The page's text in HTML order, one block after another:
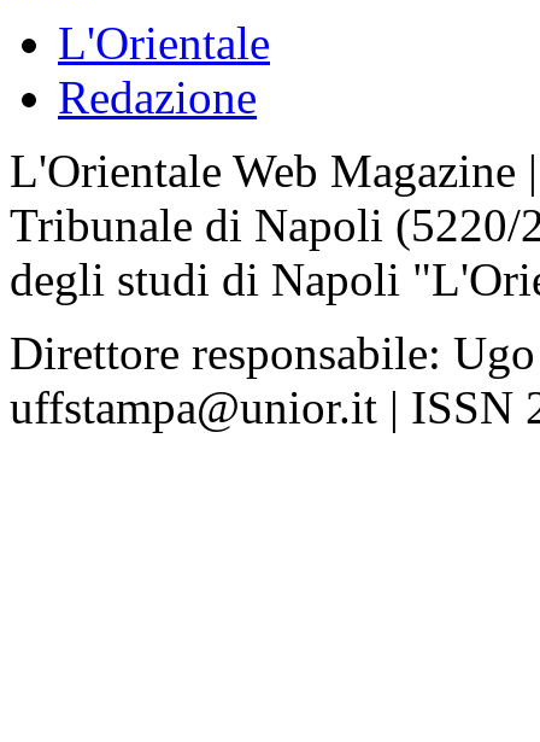
L'Orientale
Redazione
L'Orientale Web Magazine
Tribunale di Napoli
degli studi di Napoli
Direttore responsabile:
uffstampa@unior.it | ISSN